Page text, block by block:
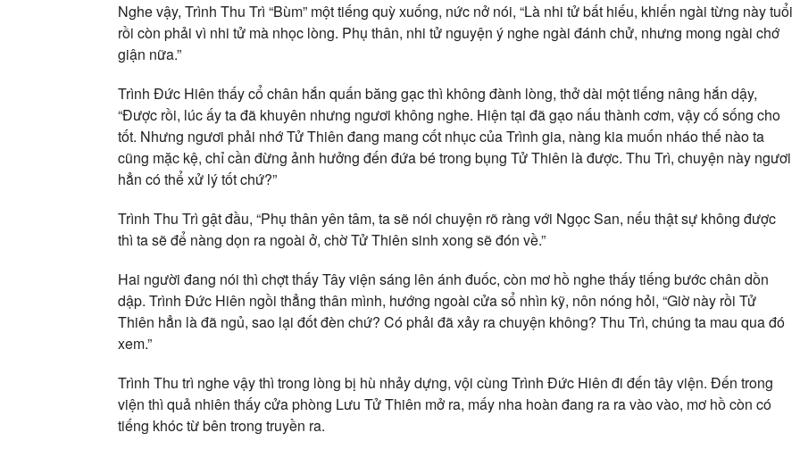
Nghe vậy, Trình Thu Trì “Bùm” một tiếng quỳ xuống, nức nở nói, “Là nhi tử bất hiếu, khiến ngài từng này tuổi
rồi còn phải vì nhi tử mà nhọc lòng. Phụ thân, nhi tử nguyện ý nghe ngài đánh chử, nhưng mong ngài chớ
giận nữa.”
Trình Đức Hiên thấy cổ chân hắn quấn băng gạc thì không đành lòng, thở dài một tiếng nâng hắn dậy,
“Được rồi, lúc ấy ta đã khuyên nhưng ngươi không nghe. Hiện tại đã gạo nấu thành cơm, vậy cố sống cho
tốt. Nhưng ngươi phải nhớ Tử Thiên đang mang cốt nhục của Trình gia, nàng kia muốn nháo thế nào ta
cũng mặc kệ, chỉ cần đừng ảnh hưởng đến đứa bé trong bụng Tử Thiên là được. Thu Trì, chuyện này ngươi
hẳn có thể xử lý tốt chứ?”
Trình Thu Trì gật đầu, “Phụ thân yên tâm, ta sẽ nói chuyện rõ ràng với Ngọc San, nếu thật sự không được
thì ta sẽ để nàng dọn ra ngoài ở, chờ Tử Thiên sinh xong sẽ đón về.”
Hai người đang nói thì chợt thấy Tây viện sáng lên ánh đuốc, còn mơ hồ nghe thấy tiếng bước chân dồn
dập. Trình Đức Hiên ngồi thẳng thân mình, hướng ngoài cửa sổ nhìn kỹ, nôn nóng hỏi, “Giờ này rồi Tử
Thiên hẳn là đã ngủ, sao lại đốt đèn chứ? Có phải đã xảy ra chuyện không? Thu Trì, chúng ta mau qua đó
xem.”
Trình Thu trì nghe vậy thì trong lòng bị hù nhảy dựng, vội cùng Trình Đức Hiên đi đến tây viện. Đến trong
viện thì quả nhiên thấy cửa phòng Lưu Tử Thiên mở ra, mấy nha hoàn đang ra ra vào vào, mơ hồ còn có
tiếng khóc từ bên trong truyền ra.